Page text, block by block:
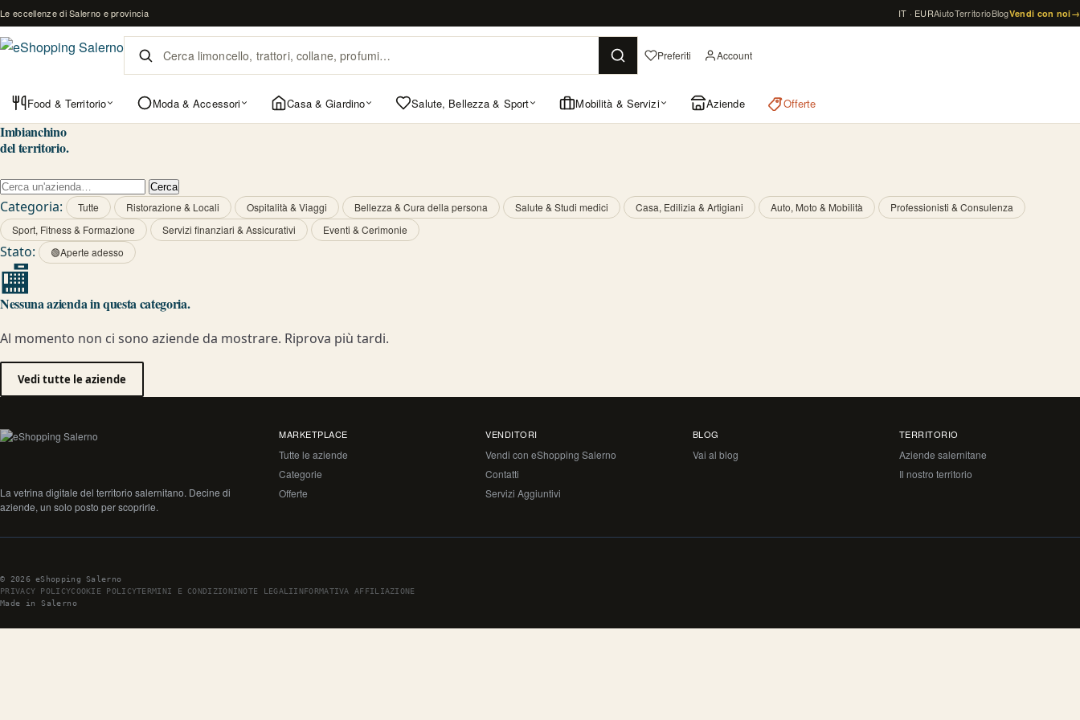
Vai al contenuto
Le eccellenze di Salerno e provincia IT · EURAiutoTerritorioBlogVendi con noi→
Preferiti Account
Food & Territorio Moda & Accessori Casa & Giardino Salute, Bellezza & Sport Mobilità & Servizi Aziende Offerte
Imbianchino
del territorio.
Cerca un'azienda Cerca
Categoria: Tutte Ristorazione & Locali Ospitalità & Viaggi Bellezza & Cura della persona Salute & Studi medici Casa, Edilizia & Artigiani Auto, Moto & Mobilità
Professionisti & Consulenza
Sport, Fitness & Formazione
Servizi finanziari & Assicurativi Eventi & Cerimonie
Stato: 🟢Aperte adesso
🏬
Nessuna azienda in questa categoria.
Al momento non ci sono aziende da mostrare. Riprova più tardi.
Vedi tutte le aziende
La vetrina digitale del territorio salernitano. Decine di
aziende, un solo posto per scoprirle.
MARKETPLACE
Tutte le aziende
Categorie
Offerte
VENDITORI
Vendi con eShopping Salerno
Contatti
Servizi Aggiuntivi
BLOG
Vai al blog
TERRITORIO
Aziende salernitane
Il nostro territorio
© 2026 eShopping Salerno
PRIVACY POLICYCOOKIE POLICYTERMINI E CONDIZIONINOTE LEGALIINFORMATIVA AFFILIAZIONE
Made in Salerno